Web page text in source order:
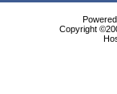
Copyright